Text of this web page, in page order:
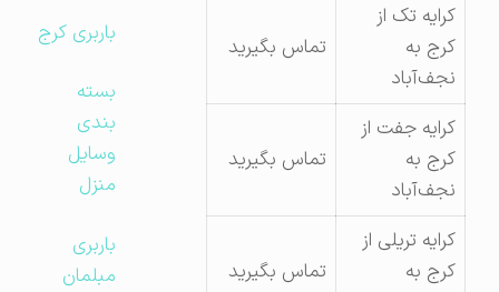
کرایه تک از
کرج به
نجف‌آباد
تماس بگیرید
کرایه جفت از
کرج به
نجف‌آباد
تماس بگیرید
کرایه تریلی از
کرج به
تماس بگیرید
باربری کرج
بسته
بندی
وسایل
منزل
باربری
مبلمان